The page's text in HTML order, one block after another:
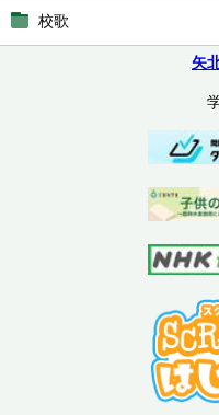
校歌
矢